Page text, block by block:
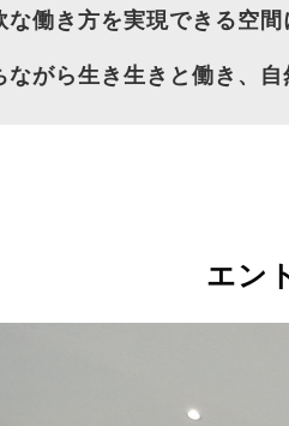
働き方を実現できる空間
ながら生き生きと働き、
エン